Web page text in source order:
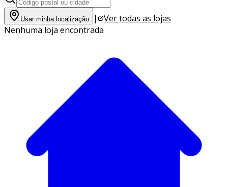
Usar minha localização |
Ver todas as lojas
Nenhuma loja encontrada